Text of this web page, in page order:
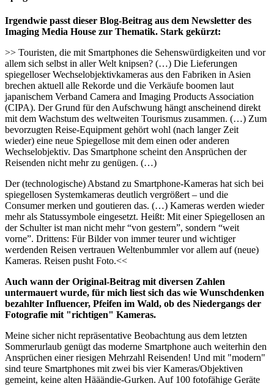
Irgendwie passt dieser Blog-Beitrag aus dem Newsletter des
Imaging Media House zur Thematik. Stark gekürzt:
>> Touristen, die mit Smartphones die Sehenswürdigkeiten und vor
allem sich selbst in aller Welt knipsen? (…) Die Lieferungen
spiegelloser Wechselobjektivkameras aus den Fabriken in Asien
brechen aktuell alle Rekorde und die Verkäufe boomen laut
japanischem Verband Camera and Imaging Products Association
(CIPA). Der Grund für den Aufschwung hängt anscheinend direkt
mit dem Wachstum des weltweiten Tourismus zusammen. (…) Zum
bevorzugten Reise-Equipment gehört wohl (nach langer Zeit
wieder) eine neue Spiegellose mit dem einen oder anderen
Wechselobjektiv. Das Smartphone scheint den Ansprüchen der
Reisenden nicht mehr zu genügen. (…)
Der (technologische) Abstand zu Smartphone-Kameras hat sich bei
spiegellosen Systemkameras deutlich vergrößert – und die
Consumer merken und goutieren das. (…) Kameras werden wieder
mehr als Statussymbole eingesetzt. Heißt: Mit einer Spiegellosen an
der Schulter ist man nicht mehr “von gestern”, sondern “weit
vorne”. Drittens: Für Bilder von immer teurer und wichtiger
werdenden Reisen vertrauen Weltenbummler vor allem auf (neue)
Kameras. Reisen pusht Foto.<<
Auch wann der Original-Beitrag mit diversen Zahlen
untermauert wurde, für mich liest sich das wie Wunschdenken
bezahlter Influencer, Pfeifen im Wald, ob des Niedergangs der
Fotografie mit "richtigen" Kameras.
Meine sicher nicht repräsentative Beobachtung aus dem letzten
Sommerurlaub genügt das moderne Smartphone auch weiterhin den
Ansprüchen einer riesigen Mehrzahl Reisenden! Und mit "modern"
sind teure Smartphones mit zwei bis vier Kameras/Objektiven
gemeint, keine alten Hääändie-Gurken. Auf 100 fotofähige Geräte